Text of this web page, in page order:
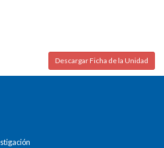
Descargar Ficha de la Unidad